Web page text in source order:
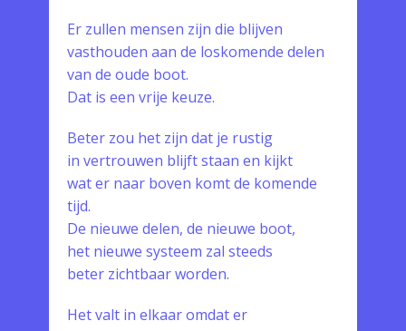
Er zullen mensen zijn die blijven
vasthouden aan de loskomende delen
van de oude boot.
Dat is een vrije keuze.
Beter zou het zijn dat je rustig
in vertrouwen blijft staan en kijkt
wat er naar boven komt de komende
tijd.
De nieuwe delen, de nieuwe boot,
het nieuwe systeem zal steeds
beter zichtbaar worden.
Het valt in elkaar omdat er